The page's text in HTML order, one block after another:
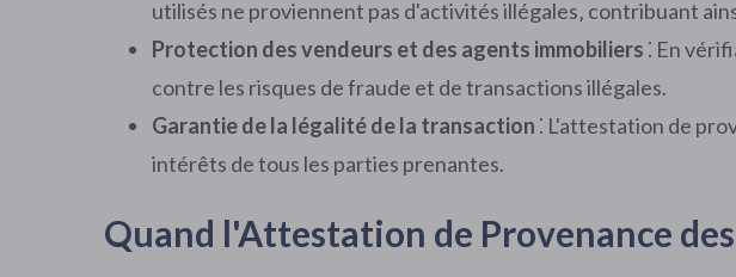
utilisés ne proviennent pas d'activités illégales‚ contribuant
Protection des vendeurs et des agents immobiliers ⁚ En
contre les risques de fraude et de transactions illégales.
Garantie de la légalité de la transaction ⁚ L'attestation de
intérêts de tous les parties prenantes.
Quand l'Attestation de Provenance